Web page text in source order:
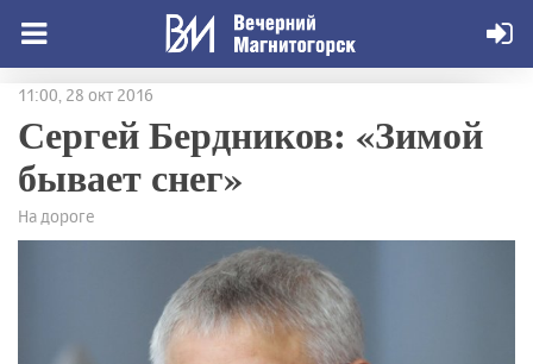
11:00, 28 окт 2016
Сергей Бердников: «Зимой
бывает снег»
На дороге